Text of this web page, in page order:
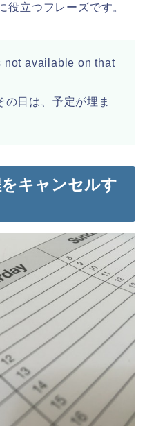
役立つフレーズです。
not available on that
の日は、予定が埋ま
キャンセルす